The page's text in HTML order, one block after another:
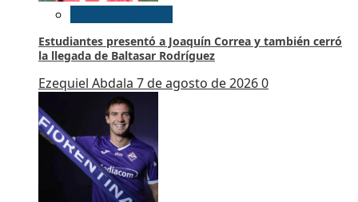
Estudiantes presentó a Joaquín Correa y también cerró
la llegada de Baltasar Rodríguez
Ezequiel Abdala 7 de agosto de 20260